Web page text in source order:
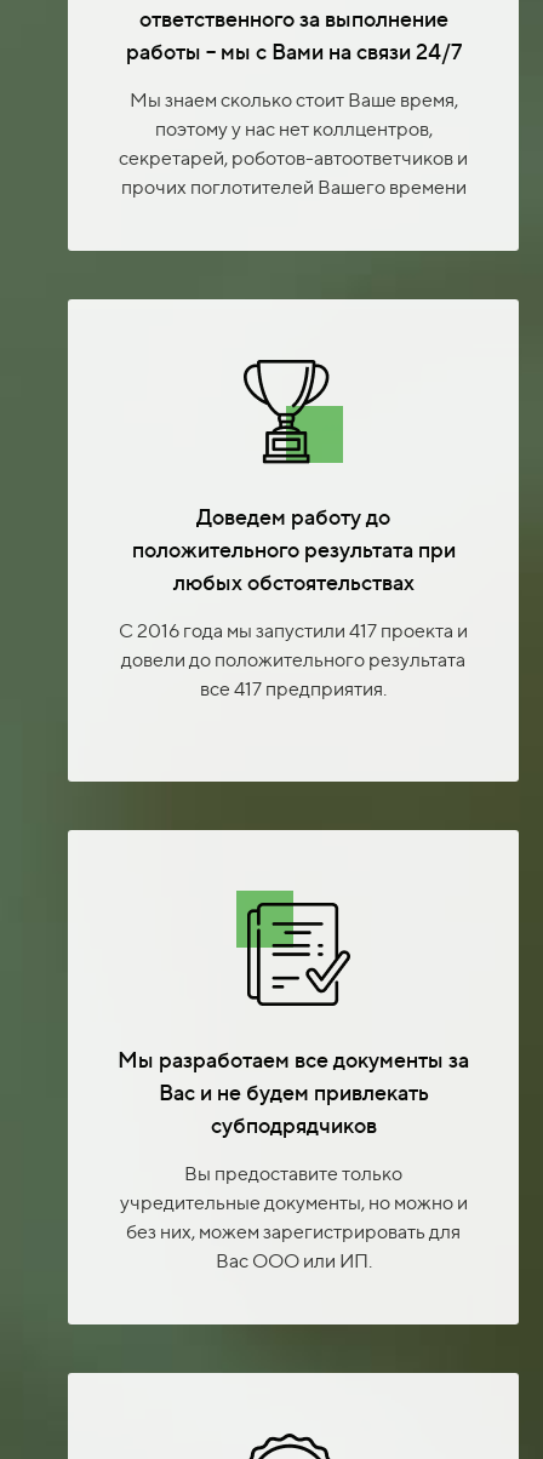
ответственного за выполнение
работы – мы с Вами на связи 24/7
Мы знаем сколько стоит Ваше время,
поэтому у нас нет коллцентров,
секретарей, роботов-автоответчиков и
прочих поглотителей Вашего времени
Доведем работу до
положительного результата при
любых обстоятельствах
С 2016 года мы запустили 417 проекта и
довели до положительного результата
все 417 предприятия.
Мы разработаем все документы за
Вас и не будем привлекать
субподрядчиков
Вы предоставите только
учредительные документы, но можно и
без них, можем зарегистрировать для
Вас ООО или ИП.